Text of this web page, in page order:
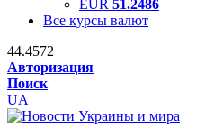
EUR 51.2486
Все курсы валют
44.4572
Авторизация
Поиск
UA